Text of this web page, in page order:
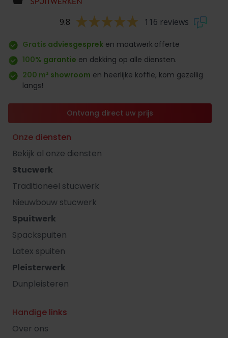
9.8 116 reviews
Gratis adviesgesprek en maatwerk offerte
100% garantie en dekking op alle diensten.
200 m² showroom en heerlijke koffie, kom gezellig
langs!
Ontvang direct uw prijs
Onze diensten
Bekijk al onze diensten
Stucwerk
Traditioneel stucwerk
Nieuwbouw stucwerk
Spuitwerk
Spackspuiten
Latex spuiten
Pleisterwerk
Dunpleisteren
Handige links
Over ons